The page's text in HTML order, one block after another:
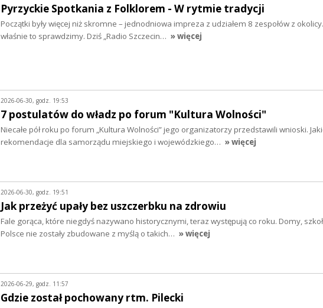
Pyrzyckie Spotkania z Folklorem - W rytmie tradycji
Początki były więcej niż skromne – jednodniowa impreza z udziałem 8 zespołów z
właśnie to sprawdzimy. Dziś „Radio Szczecin… » więcej
2026-06-30, godz. 19:53
7 postulatów do władz po forum "Kultura Wolności"
Niecałe pół roku po forum „Kultura Wolności” jego organizatorzy przedstawili wnioski.
rekomendacje dla samorządu miejskiego i wojewódzkiego… » więcej
2026-06-30, godz. 19:51
Jak przeżyć upały bez uszczerbku na zdrowiu
Fale gorąca, które niegdyś nazywano historycznymi, teraz występują co roku. Domy,
Polsce nie zostały zbudowane z myślą o takich… » więcej
2026-06-29, godz. 11:57
Gdzie został pochowany rtm. Pilecki